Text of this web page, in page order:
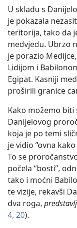
U skladu s
je pokazala
teritorija, tako da
medvjedu. Ubrzo
je porazio
Lidijom i
Egipat. Kasniji
proširili granice
Kako možemo
Danijelovog
koja je po temi
je vidio “ovna
To se
počela “bosti”,
tako i moćni
te vizije, rekavši
dva roga,
4, 20).